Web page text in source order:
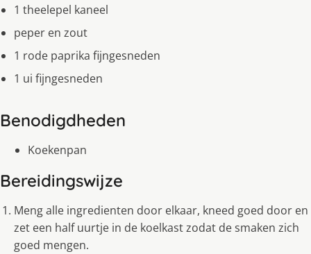
1 theelepel kaneel
peper en zout
1 rode paprika fijngesneden
1 ui fijngesneden
Benodigdheden
Koekenpan
Bereidingswijze
Meng alle ingredienten door elkaar, kneed goed door en
zet een half uurtje in de koelkast zodat de smaken zich
goed mengen.